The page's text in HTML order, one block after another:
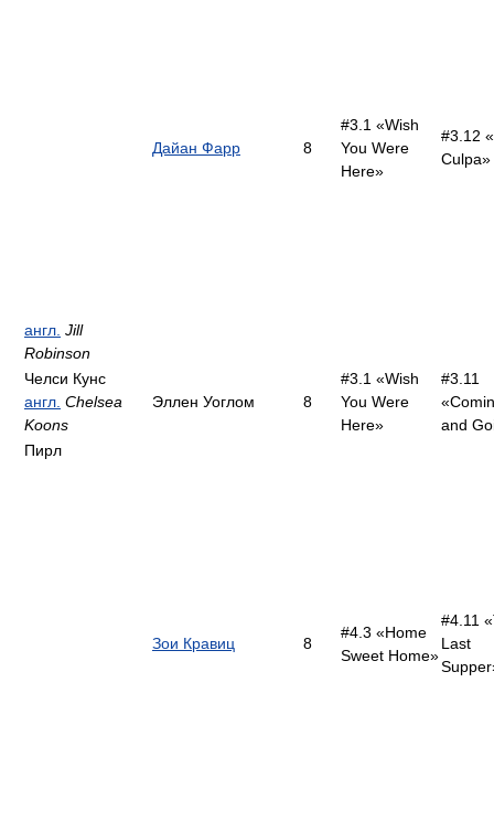
англ. Jill
Robinson
Дайан Фарр 8
#3.1 «Wish
You Were
Here»
#3.12
Culpa»
Челси Кунс
англ. Chelsea
Koons
Эллен Уоглом 8
#3.1 «Wish
You Were
Here»
#3.11
and
Пирл
Зои Кравиц 8
#4.3 «Home
Sweet Home»
#4.11
Last